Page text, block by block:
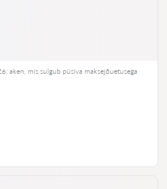
aken, mis sulgub püsiva maksejõuetusega